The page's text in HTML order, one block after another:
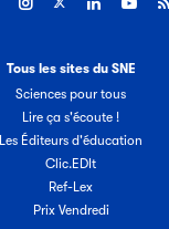
Tous les sites du SNE
Sciences pour tous
Lire ça s'écoute !
Les Éditeurs d'éducation
Clic.EDIt
Ref-Lex
Prix Vendredi